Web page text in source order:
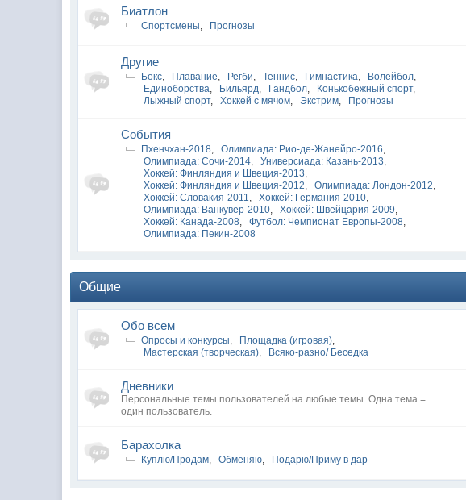
Биатлон
Спортсмены, Прогнозы
Другие
Бокс, Плавание, Регби, Теннис, Гимнастика, Волейбол,
Единоборства, Бильярд, Гандбол, Конькобежный спорт,
Лыжный спорт, Хоккей с мячом, Экстрим, Прогнозы
Cобытия
Пхенчхан-2018, Олимпиада: Рио-де-Жанейро-2016,
Олимпиада: Сочи-2014, Универсиада: Казань-2013,
Хоккей: Финляндия и Швеция-2013,
Хоккей: Финляндия и Швеция-2012, Олимпиада: Лондон-2012,
Хоккей: Словакия-2011, Хоккей: Германия-2010,
Олимпиада: Ванкувер-2010, Хоккей: Швейцария-2009,
Хоккей: Канада-2008, Футбол: Чемпионат Европы-2008,
Олимпиада: Пекин-2008
Общие
Обо всем
Опросы и конкурсы, Площадка (игровая),
Мастерская (творческая), Всяко-разно/ Беседка
Дневники
Персональные темы пользователей на любые темы. Одна тема =
один пользователь.
Барахолка
Куплю/Продам, Обменяю, Подарю/Приму в дар